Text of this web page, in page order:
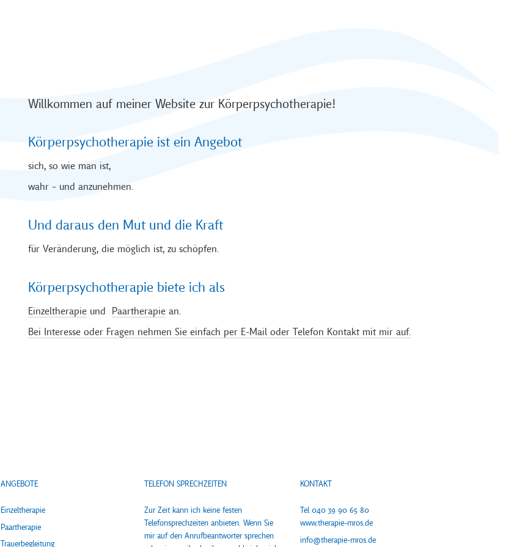
Willkommen auf meiner Website zur Körperpsychotherapie!
Körperpsychotherapie ist ein Angebot
sich, so wie man ist,
wahr – und anzunehmen.
Und daraus den Mut und die Kraft
für Veränderung, die möglich ist, zu schöpfen.
Körperpsychotherapie biete ich als
Einzeltherapieund Paartherapiean.
Bei Interesse oder Fragen nehmen Sie einfach per E-Mail oder Telefon Kontakt mit mir auf.
ANGEBOTE
Einzeltherapie
Paartherapie
Trauerbegleitung
TELEFON SPRECHZEITEN
Zur Zeit kann ich keine festen
Telefonsprechzeiten anbieten. Wenn Sie
mir auf den Anrufbeantworter sprechen
KONTAKT
Tel 040 39 90 65 80
www.therapie-mros.de
info@therapie-mros.de